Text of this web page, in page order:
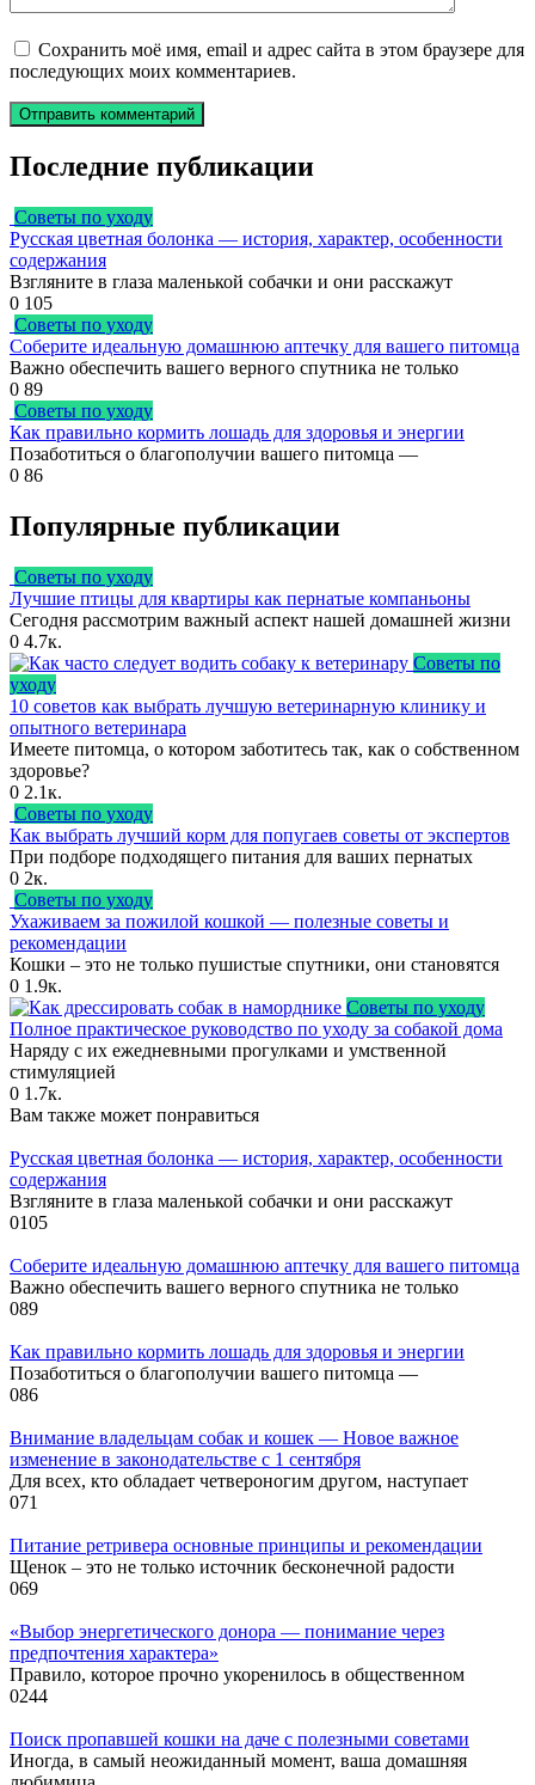
Сохранить моё имя, email и адрес сайта в этом браузере для
последующих моих комментариев.
Последние публикации
Советы по уходу
Русская цветная болонка — история, характер, особенности
содержания
Взгляните в глаза маленькой собачки и они расскажут
0 105
Советы по уходу
Соберите идеальную домашнюю аптечку для вашего питомца
Важно обеспечить вашего верного спутника не только
0 89
Советы по уходу
Как правильно кормить лошадь для здоровья и энергии
Позаботиться о благополучии вашего питомца —
0 86
Популярные публикации
Советы по уходу
Лучшие птицы для квартиры как пернатые компаньоны
Сегодня рассмотрим важный аспект нашей домашней жизни
0 4.7к.
Советы по
уходу
10 советов как выбрать лучшую ветеринарную клинику и
опытного ветеринара
Имеете питомца, о котором заботитесь так, как о собственном
здоровье?
0 2.1к.
Советы по уходу
Как выбрать лучший корм для попугаев советы от экспертов
При подборе подходящего питания для ваших пернатых
0 2к.
Советы по уходу
Ухаживаем за пожилой кошкой — полезные советы и
рекомендации
Кошки – это не только пушистые спутники, они становятся
0 1.9к.
Советы по уходу
Полное практическое руководство по уходу за собакой дома
Наряду с их ежедневными прогулками и умственной
стимуляцией
0 1.7к.
Вам также может понравиться
Русская цветная болонка — история, характер, особенности
содержания
Взгляните в глаза маленькой собачки и они расскажут
0105
Соберите идеальную домашнюю аптечку для вашего питомца
Важно обеспечить вашего верного спутника не только
089
Как правильно кормить лошадь для здоровья и энергии
Позаботиться о благополучии вашего питомца —
086
Внимание владельцам собак и кошек — Новое важное
изменение в законодательстве с 1 сентября
Для всех, кто обладает четвероногим другом, наступает
071
Питание ретривера основные принципы и рекомендации
Щенок – это не только источник бесконечной радости
069
«Выбор энергетического донора — понимание через
предпочтения характера»
Правило, которое прочно укоренилось в общественном
0244
Поиск пропавшей кошки на даче с полезными советами
Иногда, в самый неожиданный момент, ваша домашняя